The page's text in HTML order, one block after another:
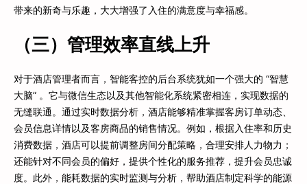
带来的新奇与乐趣，大大增强了入住的满意度与幸福感。
（三）管理效率直线上升
对于酒店管理者而言，智能客控的后台系统犹如一个强大的 “智慧
大脑” 。它与微信生态以及其他智能化系统紧密相连，实现数据的
无缝联通。通过实时数据分析，酒店能够精准掌握客房订单动态、
会员信息详情以及客房商品的销售情况。例如，根据入住率和历史
消费数据，酒店可以提前调整房间分配策略，合理安排人力物力；
还能针对不同会员的偏好，提供个性化的服务推荐，提升会员忠诚
度。此外，能耗数据的实时监测与分析，帮助酒店制定科学的能源